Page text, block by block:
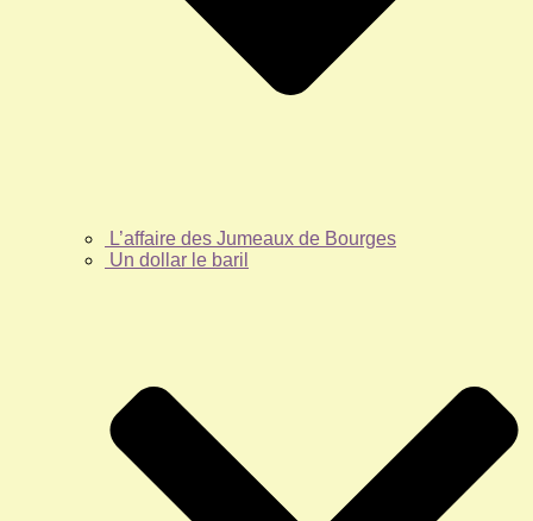
L’affaire des Jumeaux de Bourges
Un dollar le baril